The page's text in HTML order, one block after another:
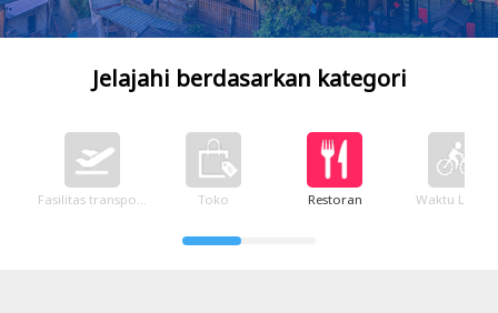
Jelajahi berdasarkan kategori
Fasilitas transportasi Toko Restoran Waktu Luang